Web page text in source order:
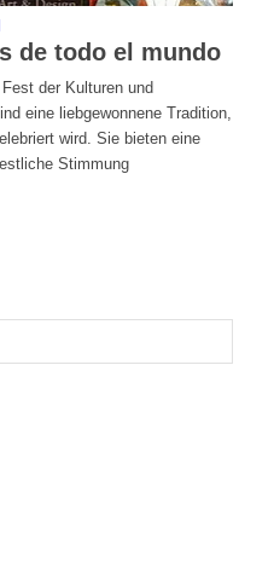
de todo el mundo
der Kulturen und
eine liebgewonnene Tradition,
wird. Sie bieten eine
Stimmung